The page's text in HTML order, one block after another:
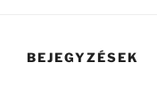
BEJEGYZÉSEK